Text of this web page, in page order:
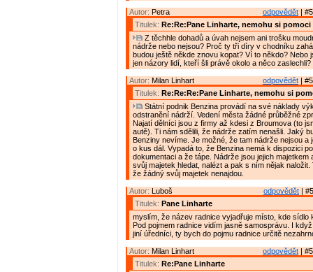
odpovědět |
Autor: Petra
Titulek: Re:Re:Pane Linharte, nemohu si pomoci
Z těchhle dohadů a úvah nejsem ani trošku
nádrže nebo nejsou? Proč ty tři díry v chodníku
budou ještě někde znovu kopat? Ví to někdo? Nebo
jen názory lidí, kteří šli právě okolo a něco zaslechli?
odpovědět |
Autor: Milan Linhart
Titulek: Re:Re:Re:Pane Linharte, nemohu si
Státní podnik Benzina provádí na své náklady
odstranění nádrží. Vedení města žádné průběžné
Najatí dělníci jsou z firmy až kdesi z Broumova (to
autě). Ti nám sdělili, že nádrže zatím nenašli. Jaký
Benziny nevíme. Je možné, že tam nádrže nejsou a
o kus dál. Vypadá to, že Benzina nemá k dispozici
dokumentaci a že tápe. Nádrže jsou jejich majetkem
svůj majetek hledat, nalézt a pak s ním nějak naložit.
že žádný svůj majetek nenajdou.
odpovědět |
Autor: Luboš
Titulek: Pane Linharte
myslím, že název radnice vyjadřuje místo, kde sídlo
Pod pojmem radnice vidím jasně samosprávu. I
jiní úředníci, ty bych do pojmu radnice určitě
odpovědět |
Autor: Milan Linhart
Titulek: Re:Pane Linharte